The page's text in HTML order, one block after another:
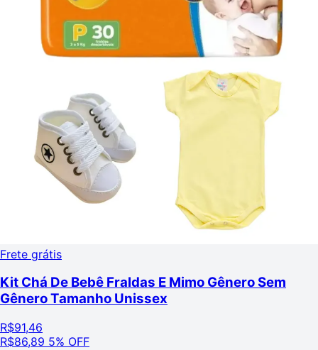
Frete grátis
Kit Chá De Bebê Fraldas E Mimo Gênero Sem
Gênero Tamanho Unissex
R$91,46
R$86,89 5% OFF